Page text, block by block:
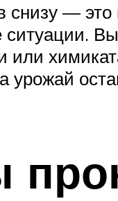
снизу —
ситуации.
урожай